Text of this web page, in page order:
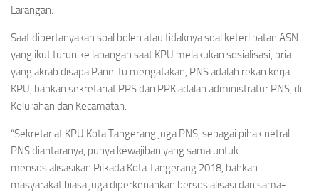
Larangan.
Saat dipertanyakan soal boleh atau tidaknya soal keterlibatan ASN
yang ikut turun ke lapangan saat KPU melakukan sosialisasi, pria
yang akrab disapa Pane itu mengatakan, PNS adalah rekan kerja
KPU, bahkan sekretariat PPS dan PPK adalah administratur PNS, di
Kelurahan dan Kecamatan.
“Sekretariat KPU Kota Tangerang juga PNS, sebagai pihak netral
PNS diantaranya, punya kewajiban yang sama untuk
mensosialisasikan Pilkada Kota Tangerang 2018, bahkan
masyarakat biasa juga diperkenankan bersosialisasi dan sama-